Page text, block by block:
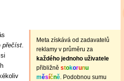
Meta získává od zadavatelů
reklamy v průměru za
každého jednoho uživatele
přibližněstokorunu
měsíčně . Podobnou sumu
přečíst